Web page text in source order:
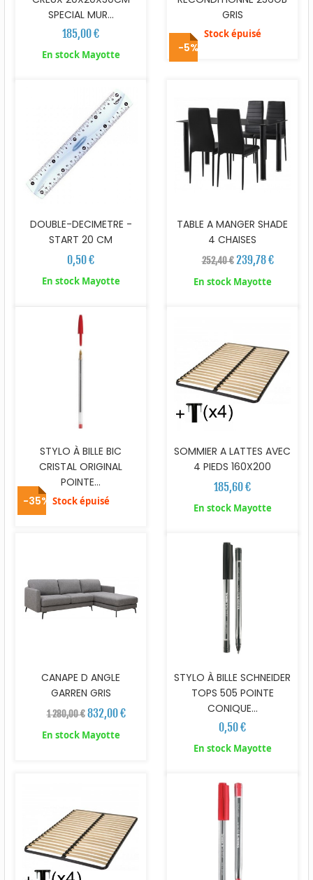
SPECIAL MUR...
185,00 €
En stock Mayotte
GRIS
Stock épuisé
DOUBLE-DECIMETRE -
START 20 CM
0,50 €
En stock Mayotte
-5%
TABLE A MANGER SHADE
4 CHAISES
252,40 € 239,78 €
En stock Mayotte
STYLO À BILLE BIC
CRISTAL ORIGINAL
POINTE...
Stock épuisé
SOMMIER A LATTES AVEC
4 PIEDS 160X200
185,60 €
En stock Mayotte
-35%
CANAPE D ANGLE
GARREN GRIS
1 280,00 € 832,00 €
En stock Mayotte
STYLO À BILLE SCHNEIDER
TOPS 505 POINTE
CONIQUE...
0,50 €
En stock Mayotte